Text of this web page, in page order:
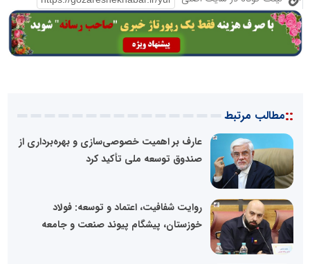
::مطالب مرتبط
عارف بر اهمیت خصوصی‌سازی و بهره‌برداری از
صندوق توسعه ملی تأکید کرد
روایت شفافیت، اعتماد و توسعه: فولاد
خوزستان، پیشگام پیوند صنعت و جامعه